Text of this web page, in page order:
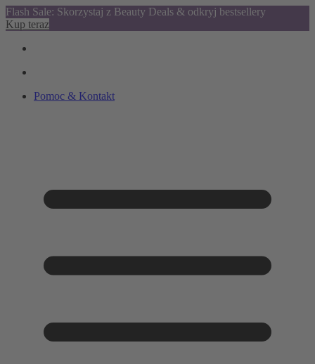
Flash Sale: Skorzystaj z Beauty Deals & odkryj bestsellery
Kup teraz
Pomoc & Kontakt